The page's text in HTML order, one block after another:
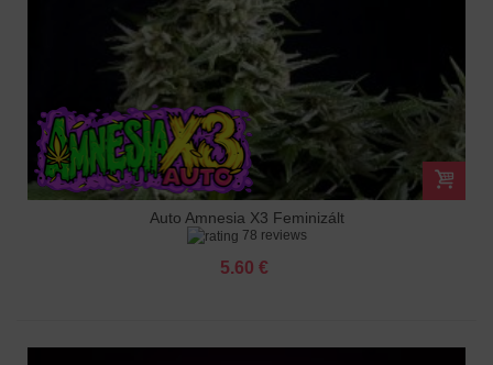
Auto Amnesia X3 Feminizált
78 reviews
5.60 €